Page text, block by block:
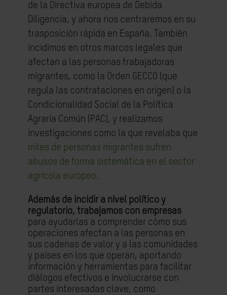
de la Directiva europea de Debida
Diligencia, y ahora nos centraremos en su
trasposición rápida en España. También
incidimos en otros marcos legales que
afectan a las personas trabajadoras
migrantes, como la Orden GECCO (que
regula las contrataciones en origen) o la
Condicionalidad Social de la Política
Agraria Común (PAC), y realizamos
investigaciones como la que revelaba que
miles de personas migrantes sufren
abusos de forma sistemática en el sector
agrícola europeo.
Además de incidir a nivel político y
regulatorio, trabajamos con empresas
para ayudarlas a comprender cómo sus
operaciones afectan a las personas en
sus cadenas de valor y a las comunidades
y países en los que operan, aportando
información y herramientas para facilitar
diálogos efectivos e involucrarse con
partes interesadas clave, como